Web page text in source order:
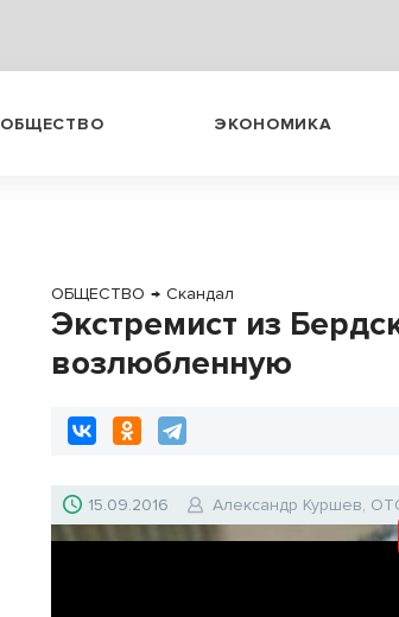
ОБЩЕСТВО ЭКОНОМИКА
ОБЩЕСТВО → Скандал
Экстремист из
возлюбленную
15.09.2016 Александр Куршев,